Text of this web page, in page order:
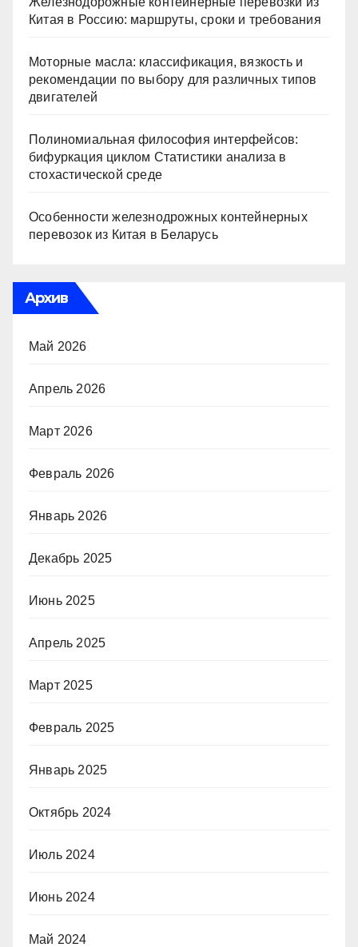
Китая в Россию: маршруты, сроки и требования
Моторные масла: классификация, вязкость и
рекомендации по выбору для различных типов
двигателей
Полиномиальная философия интерфейсов:
бифуркация циклом Статистики анализа в
стохастической среде
Особенности железнодрожных контейнерных
перевозок из Китая в Беларусь
Архив
Май 2026
Апрель 2026
Март 2026
Февраль 2026
Январь 2026
Декабрь 2025
Июнь 2025
Апрель 2025
Март 2025
Февраль 2025
Январь 2025
Октябрь 2024
Июль 2024
Июнь 2024
Май 2024